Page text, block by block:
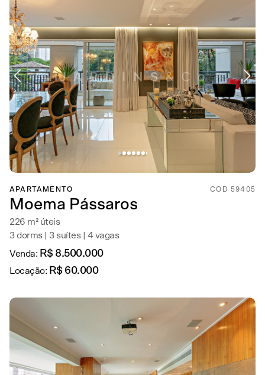
APARTAMENTO COD 59405
Moema Pássaros
226 m² úteis
3 dorms | 3 suítes | 4 vagas
Venda: R$ 8.500.000
Locação: R$ 60.000